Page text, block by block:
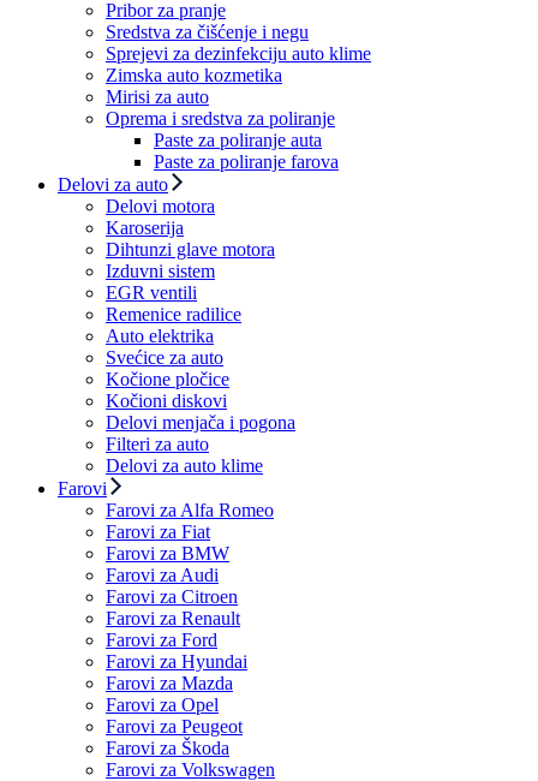
Pribor za pranje
Sredstva za čišćenje i negu
Sprejevi za dezinfekciju auto klime
Zimska auto kozmetika
Mirisi za auto
Oprema i sredstva za poliranje
Paste za poliranje auta
Paste za poliranje farova
Delovi za auto
Delovi motora
Karoserija
Dihtunzi glave motora
Izduvni sistem
EGR ventili
Remenice radilice
Auto elektrika
Svećice za auto
Kočione pločice
Kočioni diskovi
Delovi menjača i pogona
Filteri za auto
Delovi za auto klime
Farovi
Farovi za Alfa Romeo
Farovi za Fiat
Farovi za BMW
Farovi za Audi
Farovi za Citroen
Farovi za Renault
Farovi za Ford
Farovi za Hyundai
Farovi za Mazda
Farovi za Opel
Farovi za Peugeot
Farovi za Škoda
Farovi za Volkswagen